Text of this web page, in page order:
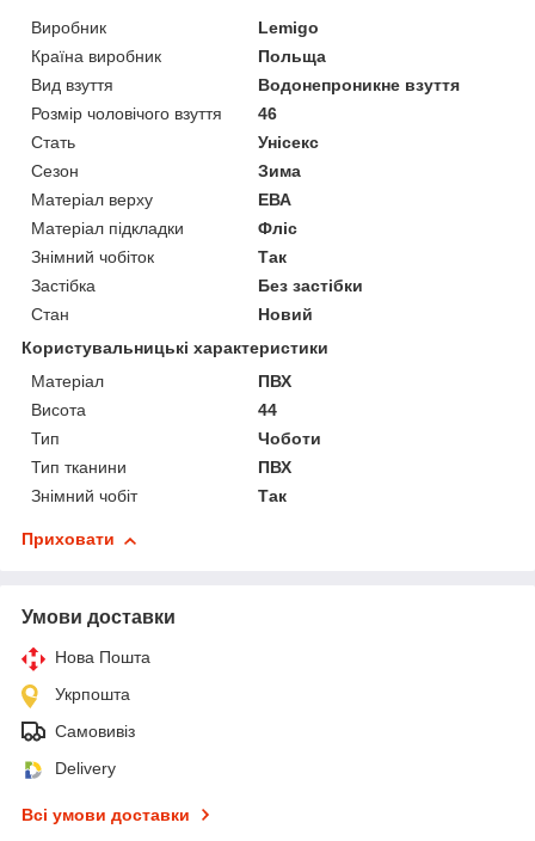
Виробник
Lemigo
Країна виробник
Польща
Вид взуття
Водонепроникне взуття
Розмір чоловічого взуття
46
Стать
Унісекс
Сезон
Зима
Матеріал верху
ЕВА
Матеріал підкладки
Фліс
Знімний чобіток
Так
Застібка
Без застібки
Стан
Новий
Користувальницькі характеристики
Матеріал
ПВХ
Висота
44
Тип
Чоботи
Тип тканини
ПВХ
Знімний чобіт
Так
Приховати
Умови доставки
Нова Пошта
Укрпошта
Самовивіз
Delivery
Всі умови доставки